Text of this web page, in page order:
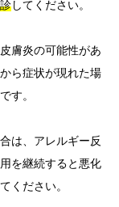
してください。
膚炎の可能性があ
ら症状が現れた場
す。
は、アレルギー反
を継続すると悪化
ください。